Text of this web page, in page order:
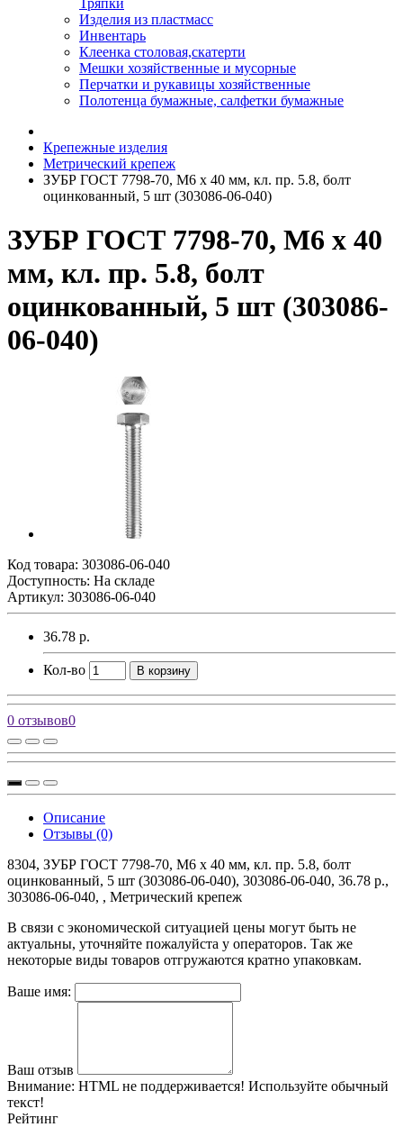
Тряпки
Изделия из пластмасс
Инвентарь
Клеенка столовая,скатерти
Мешки хозяйственные и мусорные
Перчатки и рукавицы хозяйственные
Полотенца бумажные, салфетки бумажные
Крепежные изделия
Метрический крепеж
ЗУБР ГОСТ 7798-70, M6 x 40 мм, кл. пр. 5.8, болт
оцинкованный, 5 шт (303086-06-040)
ЗУБР ГОСТ 7798-70, M6 x 40
мм, кл. пр. 5.8, болт
оцинкованный, 5 шт (303086-
06-040)
Код товара: 303086-06-040
Доступность: На складе
Артикул: 303086-06-040
36.78 р.
Кол-во В корзину
0 отзывов0
Описание
Отзывы (0)
8304, ЗУБР ГОСТ 7798-70, M6 x 40 мм, кл. пр. 5.8, болт
оцинкованный, 5 шт (303086-06-040), 303086-06-040, 36.78 р.,
303086-06-040, , Метрический крепеж
В связи с экономической ситуацией цены могут быть не
актуальны, уточняйте пожалуйста у операторов. Так же
некоторые виды товаров отгружаются кратно упаковкам.
Ваше имя:
Ваш отзыв
Внимание: HTML не поддерживается! Используйте обычный
текст!
Рейтинг